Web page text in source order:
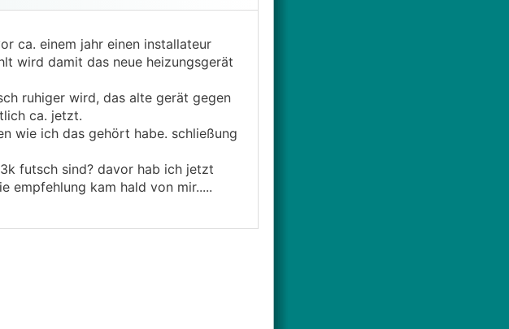
ca. einem jahr einen installateur
wird damit das neue heizungsgerät
ruhiger wird, das alte gerät gegen
ca. jetzt.
wie ich das gehört habe. schließung
futsch sind? davor hab ich jetzt
empfehlung kam hald von mir.....